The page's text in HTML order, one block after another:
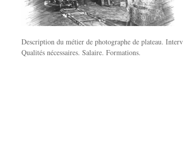
Description du métier de photographe de plateau.
Qualités nécessaires. Salaire. Formations.